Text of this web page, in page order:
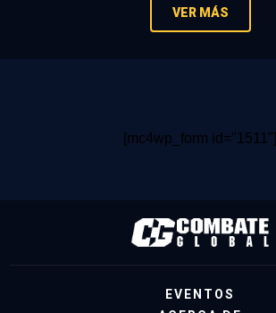
VER MÁS
[mc4wp_form id="1511"]
EVENTOS